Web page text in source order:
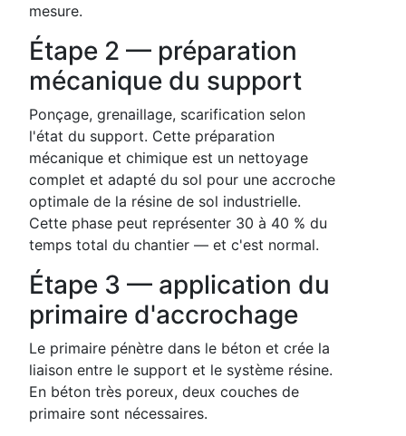
mesure.
Étape 2 — préparation
mécanique du support
Ponçage, grenaillage, scarification selon
l'état du support. Cette préparation
mécanique et chimique est un nettoyage
complet et adapté du sol pour une accroche
optimale de la résine de sol industrielle.
Cette phase peut représenter 30 à 40 % du
temps total du chantier — et c'est normal.
Étape 3 — application du
primaire d'accrochage
Le primaire pénètre dans le béton et crée la
liaison entre le support et le système résine.
En béton très poreux, deux couches de
primaire sont nécessaires.